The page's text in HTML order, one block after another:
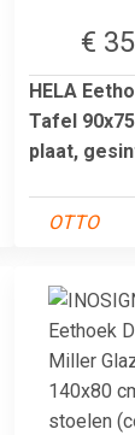
€
HELA
Tafel
plaat,
OTTO